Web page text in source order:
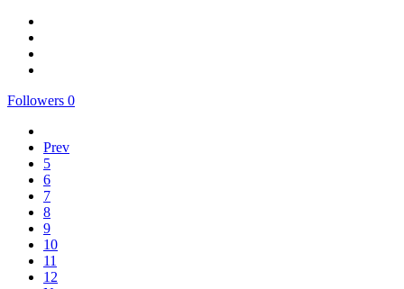
Followers 0
Prev
5
6
7
8
9
10
11
12